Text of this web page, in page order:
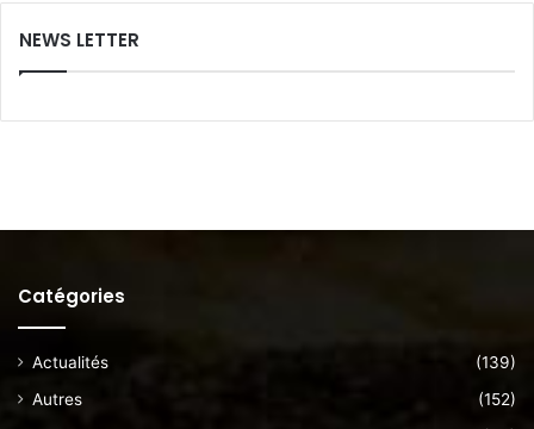
NEWS LETTER
Catégories
Actualités
(139)
Autres
(152)